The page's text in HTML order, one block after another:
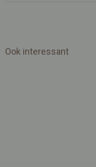
Ook interessant